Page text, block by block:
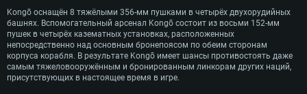
Kongō оснащён 8 тяжёлыми 356-мм пушками в четырёх двухорудийных
башнях. Вспомогательный арсенал Kongō состоит из восьми 152-мм
пушек в четырёх казематных установках, расположенных
непосредственно над основным бронепоясом по обеим сторонам
корпуса корабля. В результате Kongō имеет шансы противостоять даже
самым тяжеловооружённым и бронированным линкорам других наций,
присутствующих в настоящее время в игре.